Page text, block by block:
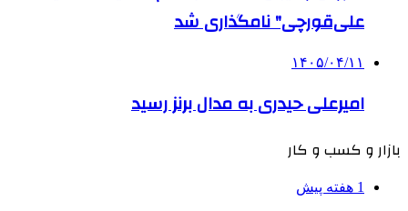
علی‌قورچی" نامگذاری شد
۱۴۰۵/۰۴/۱۱
امیرعلی حیدری به مدال برنز رسید
بازار و کسب و کار
1 هفته پیش